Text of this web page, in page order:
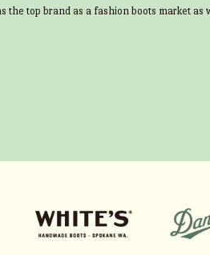
the top brand as a fashion boots market as